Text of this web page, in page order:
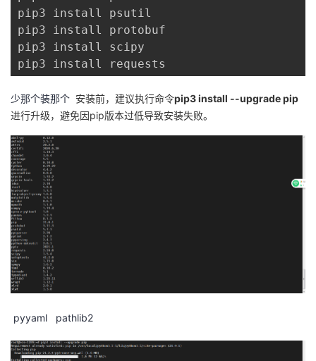
pip3 install psutil
pip3 install protobuf
pip3 install scipy
少那个装那个 安装前，建议执行命令pip3 install --upgrade pip
进行升级，避免因pip版本过低导致安装失败。
pyyaml pathlib2